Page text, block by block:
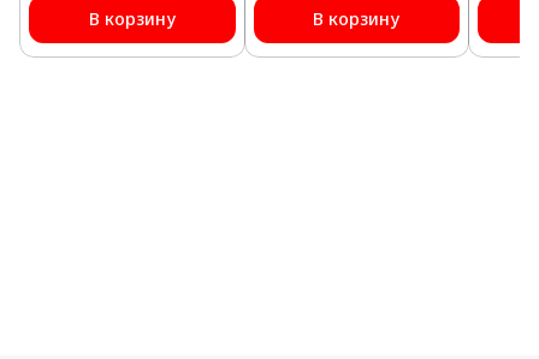
В корзину
В корзину